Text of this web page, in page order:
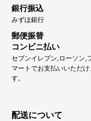
銀行振込
みずほ銀行
郵便振替
コンビニ払い
セブンイレブン,ローソン,
マートでお支払いいただ
す。
配送について